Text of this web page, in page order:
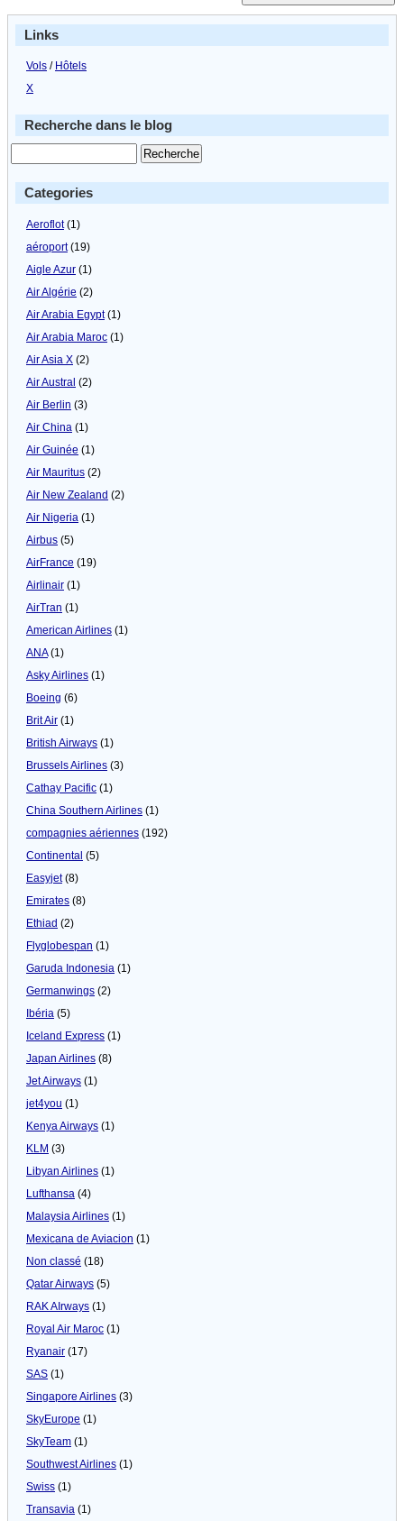
Links
Vols / Hôtels
X
Recherche dans le blog
Categories
Aeroflot(1)
aéroport(19)
Aigle Azur (1)
Air Algérie (2)
Air Arabia Egypt(1)
Air Arabia Maroc (1)
Air Asia X (2)
Air Austral (2)
Air Berlin (3)
Air China (1)
Air Guinée (1)
Air Mauritus (2)
Air New Zealand (2)
Air Nigeria (1)
Airbus (5)
AirFrance (19)
Airlinair (1)
AirTran (1)
American Airlines (1)
ANA(1)
Asky Airlines (1)
Boeing (6)
Brit Air (1)
British Airways (1)
Brussels Airlines (3)
Cathay Pacific (1)
China Southern Airlines (1)
compagnies aériennes (192)
Continental (5)
Easyjet(8)
Emirates (8)
Ethiad (2)
Flyglobespan (1)
Garuda Indonesia (1)
Germanwings (2)
Ibéria (5)
Iceland Express (1)
Japan Airlines (8)
Jet Airways (1)
jet4you (1)
Kenya Airways (1)
KLM (3)
Libyan Airlines (1)
Lufthansa (4)
Malaysia Airlines (1)
Mexicana de Aviacion (1)
Non classé (18)
Qatar Airways (5)
RAK AIrways (1)
Royal Air Maroc (1)
Ryanair (17)
SAS (1)
Singapore Airlines (3)
SkyEurope (1)
SkyTeam (1)
Southwest Airlines (1)
Swiss (1)
Transavia (1)